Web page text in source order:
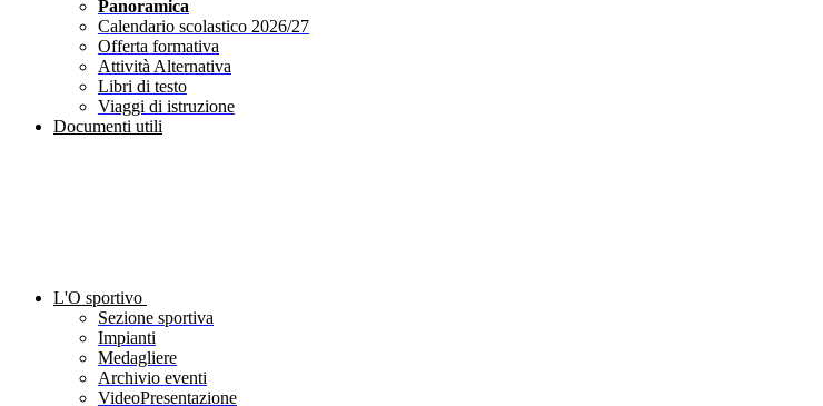
Panoramica
Calendario scolastico 2026/27
Offerta formativa
Attività Alternativa
Libri di testo
Viaggi di istruzione
Documenti utili
L'O sportivo
Sezione sportiva
Impianti
Medagliere
Archivio eventi
VideoPresentazione